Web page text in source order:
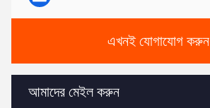
এখনই যোগাযোগ করুন
আমাদের মেইল করুন